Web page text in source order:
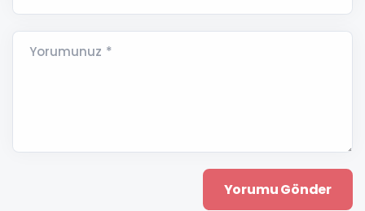
Yorumunuz *